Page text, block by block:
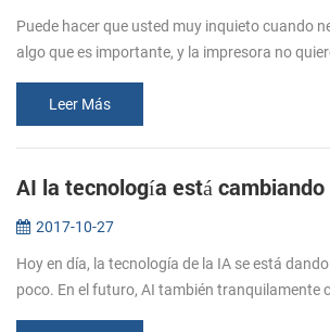
Puede hacer que usted muy inquieto cuando
algo que es importante, y la impresora no
impr...Leer Más
2017-10-27
Hoy en día, la tecnología de la IA se está
poco. En el futuro, AI también tranquilamente